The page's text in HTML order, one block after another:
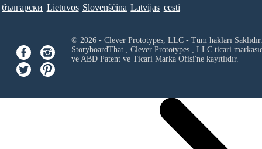
български Lietuvos Slovenščina Latvijas eesti
© 2026 - Clever Prototypes, LLC - Tüm hakları Saklıdır.
StoryboardThat , Clever Prototypes , LLCticari
ve ABD Patent ve Ticari Marka Ofisi'ne kayıtlıdır.